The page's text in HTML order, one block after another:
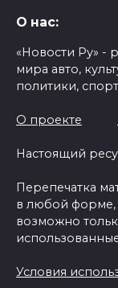
О нас:
«Новости Ру» -
мира авто,
политики,
О проекте
Настоящий
Перепечатка
в любой форме,
возможно
Условия